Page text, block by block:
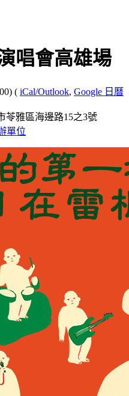
唱會高雄場
( iCal/Outlook, Google 日曆
苓雅區海邊路15之3號
單位